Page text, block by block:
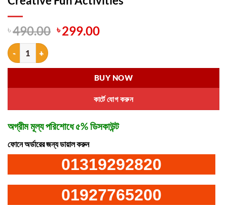
৳490.00 Original
৳ 490.00.
৳299.00Current
৳ 299.00.
1 Pcs Colorful Glitter Nano Bubble Tape – Double-Sided Sticky
কার্টে যোগ করুন
BUY NOW
অগ্রীম মূল্য পরিশোধে ৫% ডিসকাউন্ট
ফোনে অর্ডারের জন্য ডায়াল করুন
01319292820
01927765200